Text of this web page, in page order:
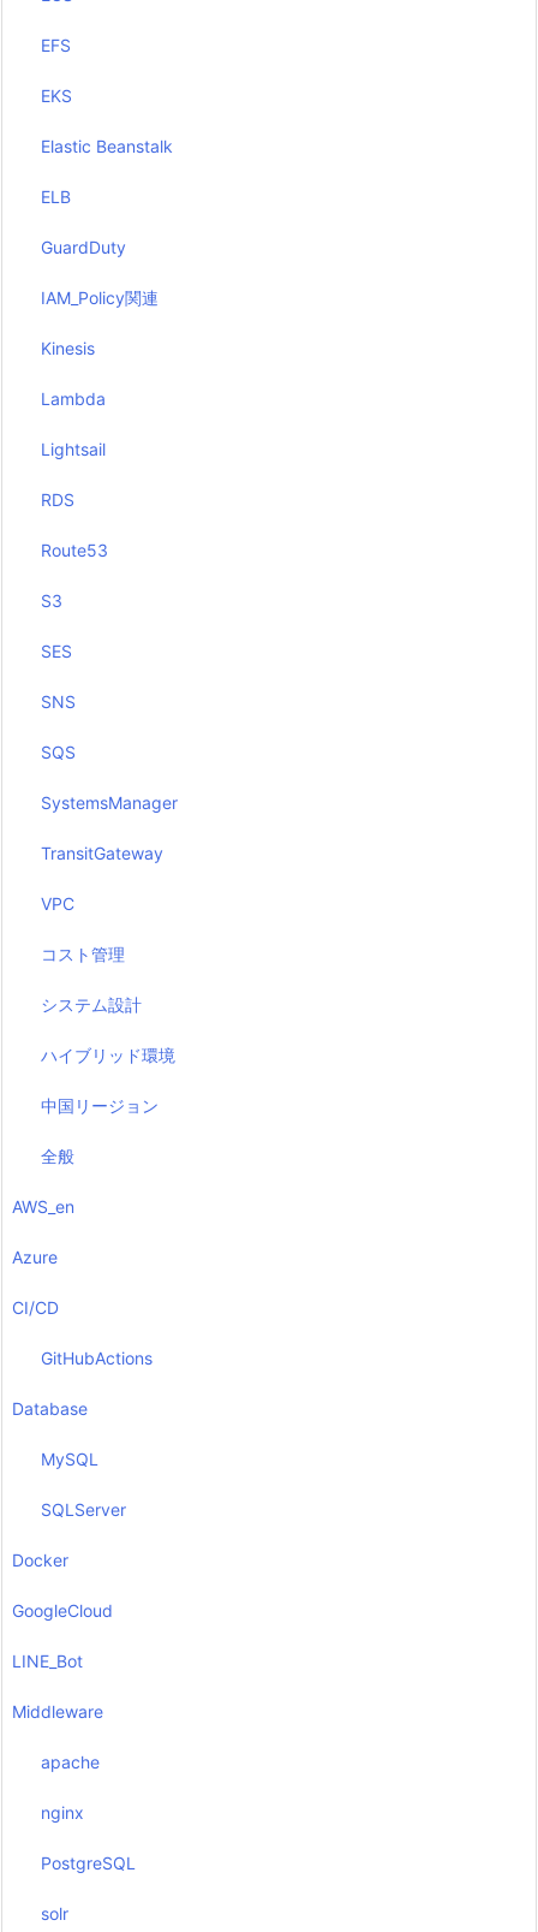
EFS
EKS
Elastic Beanstalk
ELB
GuardDuty
IAM_Policy関連
Kinesis
Lambda
Lightsail
RDS
Route53
S3
SES
SNS
SQS
SystemsManager
TransitGateway
VPC
コスト管理
システム設計
ハイブリッド環境
中国リージョン
全般
AWS_en
Azure
CI/CD
GitHubActions
Database
MySQL
SQLServer
Docker
GoogleCloud
LINE_Bot
Middleware
apache
nginx
PostgreSQL
solr